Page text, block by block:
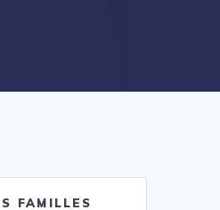
FAMILLES